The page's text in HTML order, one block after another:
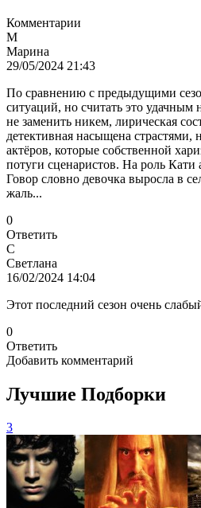
Комментарии
М
Марина
29/05/2024 21:43
По сравнению с предыдущими
ситуаций, но считать это удачным
не заменить никем, лирическая
детективная насыщена страстями,
актёров, которые собственной
потуги сценаристов. На роль Кати
Говор словно девочка выросла в
жаль...
0
Ответить
С
Светлана
16/02/2024 14:04
Этот последний сезон очень
0
Ответить
Добавить комментарий
Лучшие Подборки
3